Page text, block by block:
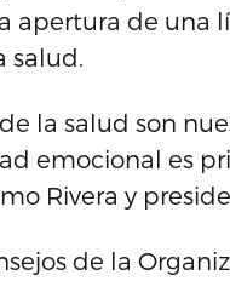
apertura de una
salud.
de la salud son
emocional es
Rivera y
de la